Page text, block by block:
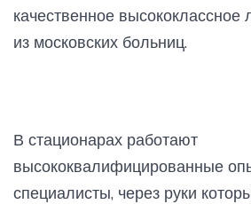
качественное
из московских больниц.
В стационарах работают
высококвалифицированные
специалисты, через руки